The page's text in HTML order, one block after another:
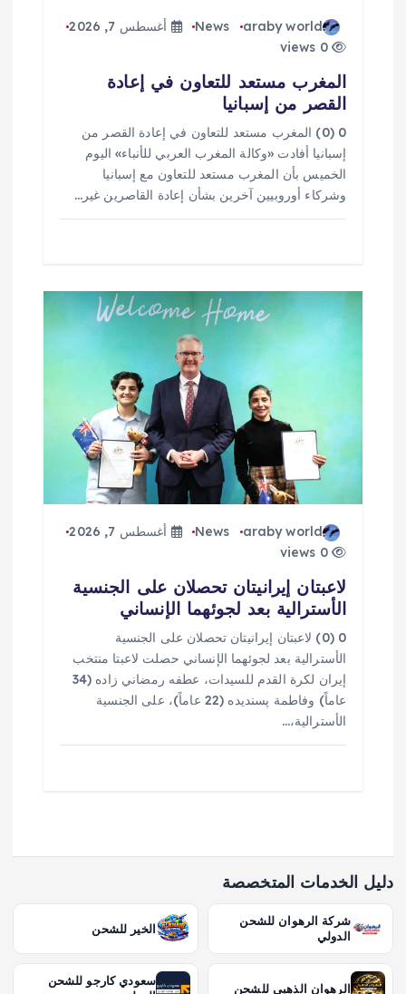
araby world
News
أغسطس 7, 2026
0 views
المغرب مستعد للتعاون في إعادة
القصر من إسبانيا
0 (0) المغرب مستعد للتعاون في إعادة القصر من
إسبانيا أفادت «وكالة المغرب العربي للأنباء» اليوم
الخميس بأن المغرب مستعد للتعاون مع إسبانيا
وشركاء أوروبيين آخرين بشأن إعادة القاصرين غير…
araby world
News
أغسطس 7, 2026
0 views
لاعبتان إيرانيتان تحصلان على الجنسية
الأسترالية بعد لجوئهما الإنساني
0 (0) لاعبتان إيرانيتان تحصلان على الجنسية
الأسترالية بعد لجوئهما الإنساني حصلت لاعبتا منتخب
إيران لكرة القدم للسيدات، عطفه رمضاني زاده (34
عاماً) وفاطمة پسنديده (22 عاماً)، على الجنسية
الأسترالية،…
دليل الخدمات المتخصصة
شركة الرهوان للشحن
الدولي
الخير للشحن
الرهوان الذهبي للشحن
سعودي كارجو للشحن